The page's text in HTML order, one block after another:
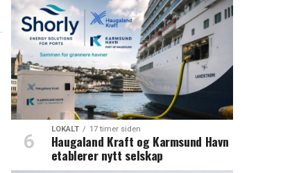
LOKALT 17 timer siden
Haugaland Kraft og Karmsund Havn
etablerer nytt selskap